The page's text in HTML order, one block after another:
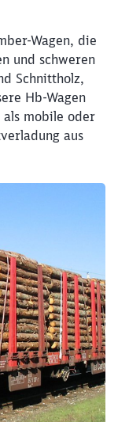
Wagen, die
und schweren
Schnittholz,
Hb-Wagen
als mobile oder
aus
Weiter